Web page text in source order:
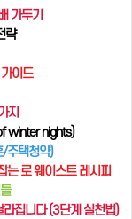
가두기
략
이드
지
winter nights)
/주택청약)
는 로 웨이스트 레시피
집니다 (3단계 실천법)